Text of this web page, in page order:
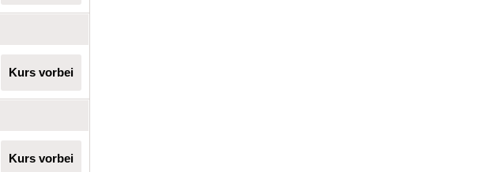
Kurs vorbei
Kurs vorbei